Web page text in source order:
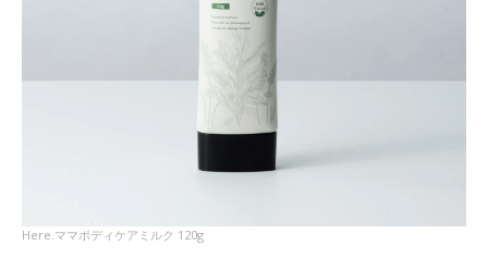
Here.ママボディケアミルク 120g